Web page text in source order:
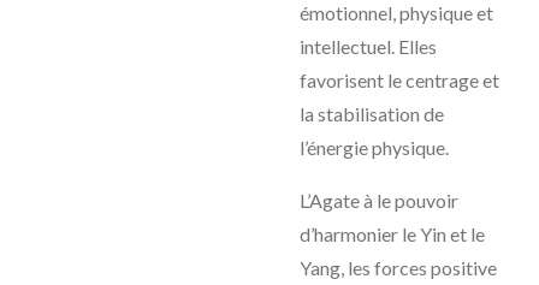
émotionnel, physique et
intellectuel. Elles
favorisent le centrage et
la stabilisation de
l’énergie physique.
L’Agate à le pouvoir
d’harmonier le Yin et le
Yang, les forces positive